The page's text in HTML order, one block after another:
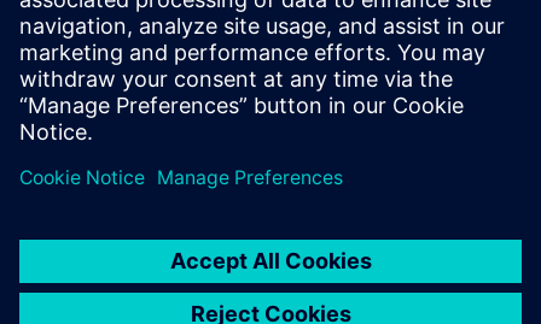
Forutsetninger
ingen